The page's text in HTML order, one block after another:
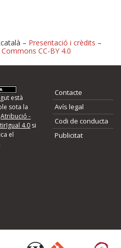
millores o
alguna millora, ompliu els
o l'error del qual voleu informar-
*
– Presentació i crèdits –
CC-BY 4.0
està
sota la
Atribució -
4.0 si
el
Contacte
Avís legal
Codi de conducta
Publicitat